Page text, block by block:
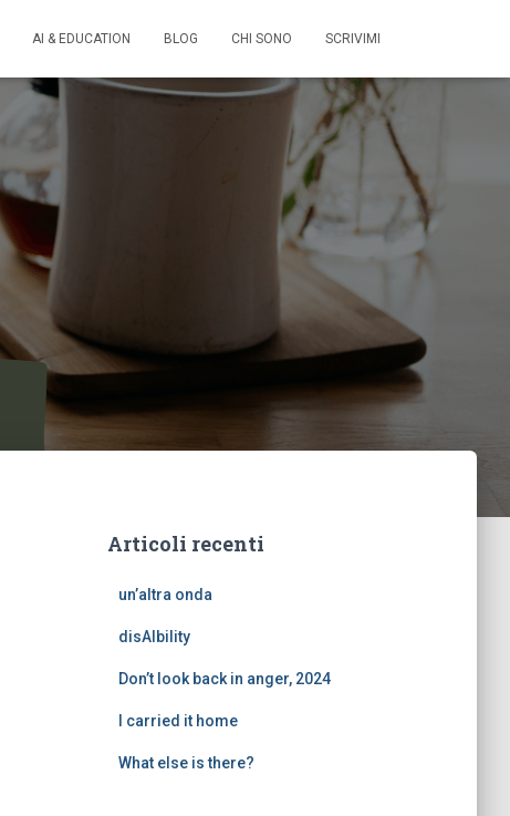
AI & EDUCATION BLOG CHI SONO SCRIVIMI
Articoli recenti
un’altra onda
disAIbility
Don’t look back in anger, 2024
I carried it home
What else is there?